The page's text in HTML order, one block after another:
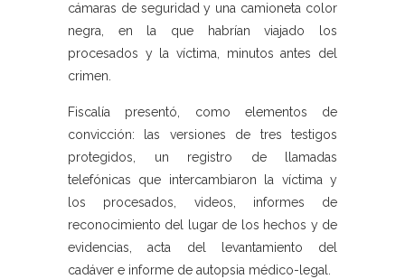
cámaras de seguridad y una camioneta color
negra, en la que habrían viajado los
procesados y la víctima, minutos antes del
crimen.
Fiscalía presentó, como elementos de
convicción: las versiones de tres testigos
protegidos, un registro de llamadas
telefónicas que intercambiaron la víctima y
los procesados, videos, informes de
reconocimiento del lugar de los hechos y de
evidencias, acta del levantamiento del
cadáver e informe de autopsia médico-legal.